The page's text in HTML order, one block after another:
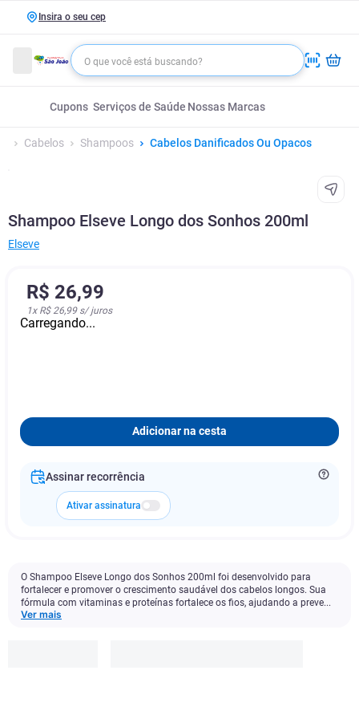
Insira o seu cep
Cupons Serviços de Saúde Nossas Marcas
Cabelos Shampoos Cabelos Danificados Ou Opacos
Shampoo Elseve Longo dos Sonhos 200ml
Elseve
R$ 26,99
1x R$ 26,99s/ juros
Carregando...
Adicionar na cesta
Assinar recorrência
Ativar assinatura
O Shampoo Elseve Longo dos Sonhos 200ml foi desenvolvido para
fortalecer e promover o crescimento saudável dos cabelos longos. Sua
fórmula com vitaminas e proteínas fortalece os fios, ajudando a preve...
Ver mais